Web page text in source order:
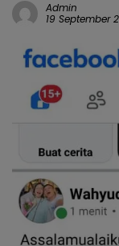
Admin
19 September